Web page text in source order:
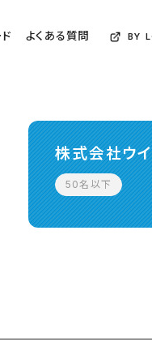
よくある質問 BY
株式会社ウ
50名以下